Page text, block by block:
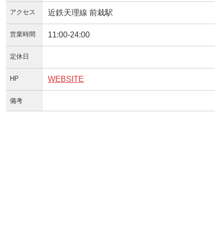
アクセス 近鉄天理線 前栽駅
営業時間 11:00-24:00
定休日
HP WEBSITE
備考